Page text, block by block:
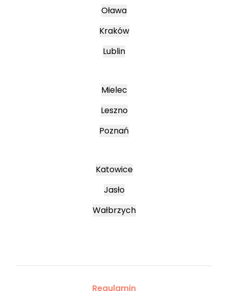
Oława
Kraków
Lublin
Mielec
Leszno
Poznań
Katowice
Jasło
Wałbrzych
Regulamin